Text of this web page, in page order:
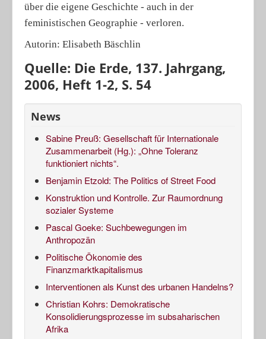
über die eigene Geschichte - auch in der
feministischen Geographie - verloren.
Autorin: Elisabeth Bäschlin
Quelle: Die Erde, 137. Jahrgang,
2006, Heft 1-2, S. 54
News
Sabine Preuß: Gesellschaft für Internationale
Zusammenarbeit (Hg.): „Ohne Toleranz
funktioniert nichts“.
Benjamin Etzold: The Politics of Street Food
Konstruktion und Kontrolle. Zur Raumordnung
sozialer Systeme
Pascal Goeke: Suchbewegungen im
Anthropozän
Politische Ökonomie des
Finanzmarktkapitalismus
Interventionen als Kunst des urbanen Handelns?
Christian Kohrs: Demokratische
Konsolidierungsprozesse im subsaharischen
Afrika